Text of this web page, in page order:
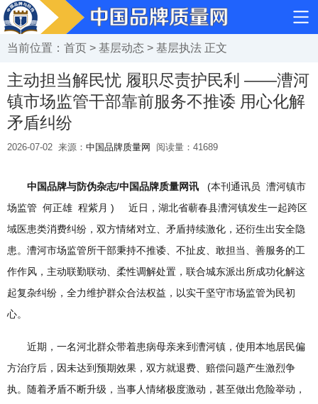
当前位置： 首页 > 基层动态 > 基层执法 正文
主动担当解民忧 履职尽责护民利 ——漕河
镇市场监管干部靠前服务不推诿 用心化解
矛盾纠纷
2026-07-02 来源： 中国品牌质量网 阅读量： 41689
中国品牌与防伪杂志/中国品牌质量网讯
(本刊通讯员 漕河镇市
场监管 何正雄 程紫月 ) 近日，湖北省蕲春县漕河镇发生一起跨区
域医患类消费纠纷，双方情绪对立、矛盾持续激化，还衍生出安全隐
患。漕河市场监管所干部秉持不推诿、不扯皮、敢担当、善服务的工
作作风，主动联勤联动、柔性调解处置，联合城东派出所成功化解这
起复杂纠纷，全力维护群众合法权益，以实干坚守市场监管为民初
心。
近期，一名河北群众带着患病母亲来到漕河镇，使用本地居民偏
方治疗后，因未达到预期效果，双方就退费、赔偿问题产生激烈争
执。随着矛盾不断升级，当事人情绪极度激动，甚至做出危险举动，